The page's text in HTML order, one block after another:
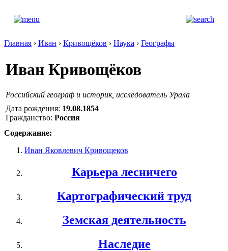
Главная › Иван › Кривощёков › Наука › Географы
Иван Кривощёков
Российский географ и историк, исследователь Урала
Дата рождения: 19.08.1854
Гражданство: Россия
Содержание:
Иван Яковлевич Кривощеков
Карьера лесничего
Картографический труд
Земская деятельность
Наследие